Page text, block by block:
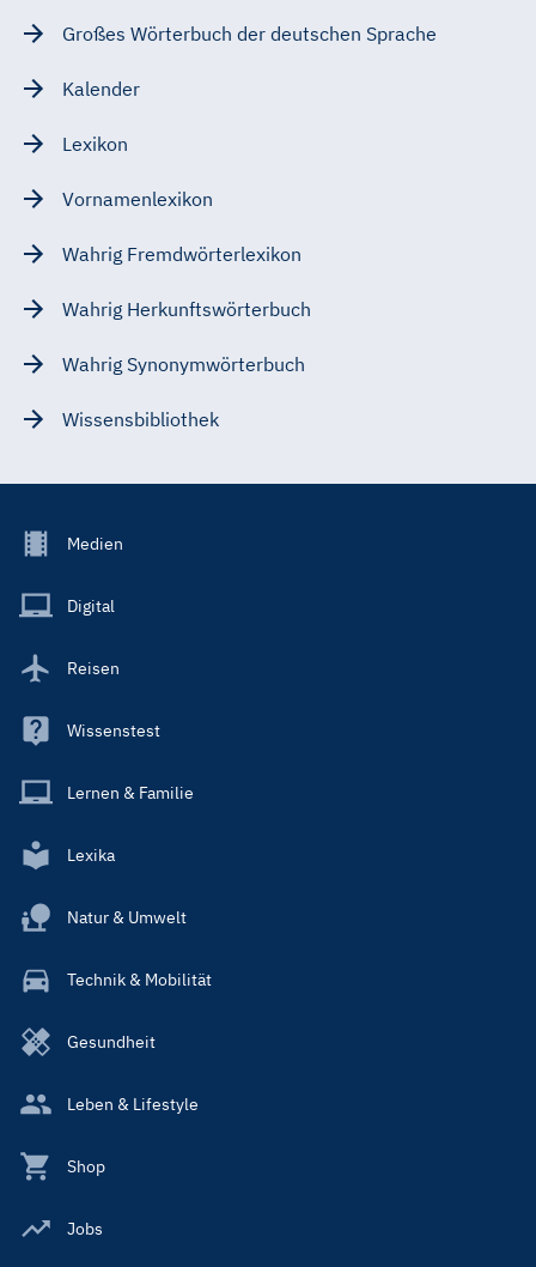
Großes Wörterbuch der deutschen Sprache
Kalender
Lexikon
Vornamenlexikon
Wahrig Fremdwörterlexikon
Wahrig Herkunftswörterbuch
Wahrig Synonymwörterbuch
Wissensbibliothek
Footer
Main
Medien
Digital
Reisen
Wissenstest
Lernen & Familie
Lexika
Natur & Umwelt
Technik & Mobilität
Gesundheit
Leben & Lifestyle
Shop
Jobs